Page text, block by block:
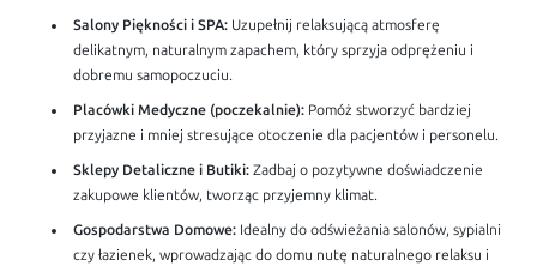
Salony Piękności i SPA: Uzupełnij relaksującą atmosferę
delikatnym, naturalnym zapachem, który sprzyja odprężeniu i
dobremu samopoczuciu.
Placówki Medyczne (poczekalnie): Pomóż stworzyć bardziej
przyjazne i mniej stresujące otoczenie dla pacjentów i personelu.
Sklepy Detaliczne i Butiki: Zadbaj o pozytywne doświadczenie
zakupowe klientów, tworząc przyjemny klimat.
Gospodarstwa Domowe: Idealny do odświeżania salonów, sypialni
czy łazienek, wprowadzając do domu nutę naturalnego relaksu i